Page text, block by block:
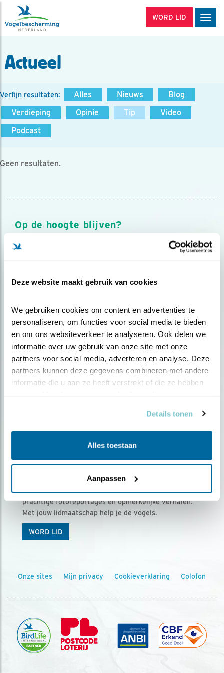
Deze website maakt gebruik van cookies
We gebruiken cookies om content en advertenties te
personaliseren, om functies voor social media te bieden
en om ons websiteverkeer te analyseren. Ook delen we
informatie over uw gebruik van onze site met onze
partners voor social media, adverteren en analyse. Deze
partners kunnen deze gegevens combineren met andere
informatie die u aan ze heeft verstrekt of die ze hebben
Details tonen
Alles toestaan
Aanpassen
WORD LID
Actueel
Verfijn resultaten: Alles Nieuws
Blog
Verdieping
Opinie Tip
Video
Podcast
Geen resultaten.
Op de hoogte blijven?
Meld je aan en ontvang nieuws, inspiratie, acties en tips
over vogels en activiteiten van Vogelbescherming.
Ontvang 5 x Vogels voor € 36,00 per jaar
Vogels is het tijdschrift voor onze leden, met
prachtige fotoreportages en opmerkelijke verhalen.
Met jouw lidmaatschap help je de vogels.
WORD LID
Onze sites Mijn privacy Cookieverklaring Colofon